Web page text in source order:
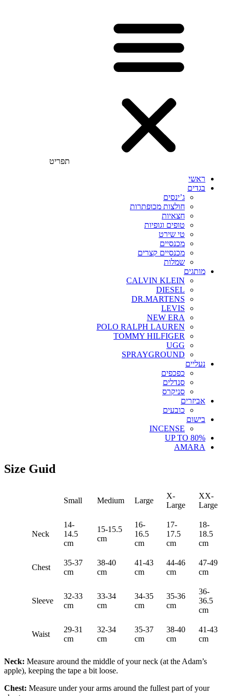
תפריט
ראשי
בגדים
ג’ינסים
חולצות מכופתרות
חצאיות
טופים וגופיות
טי שירט
מכנסיים
מכנסיים קצרים
שמלות
מותגים
CALVIN KLEIN
DIESEL
DR.MARTENS
LEVIS
NEW ERA
POLO RALPH LAUREN
TOMMY HILFIGER
UGG
SPRAYGROUND
נעליים
כפכפים
סנדלים
סניקרס
אביזרים
כובעים
בישום
INCENSE
UP TO 80%
AMARA
Size Guid
Small Medium Large
X-
Large
XX-
Large
Neck
14-
14.5
cm
15-15.5
cm
16-
16.5
cm
17-
17.5
cm
18-
18.5
cm
Chest
35-37
cm
38-40
cm
41-43
cm
44-46
cm
47-49
cm
Sleeve
32-33
cm
33-34
cm
34-35
cm
35-36
cm
36-
36.5
cm
Waist
29-31
cm
32-34
cm
35-37
cm
38-40
cm
41-43
cm
Neck: Measure around the middle of your neck (at the Adam’s
apple), keeping the tape a bit loose.
Chest: Measure under your arms around the fullest part of your